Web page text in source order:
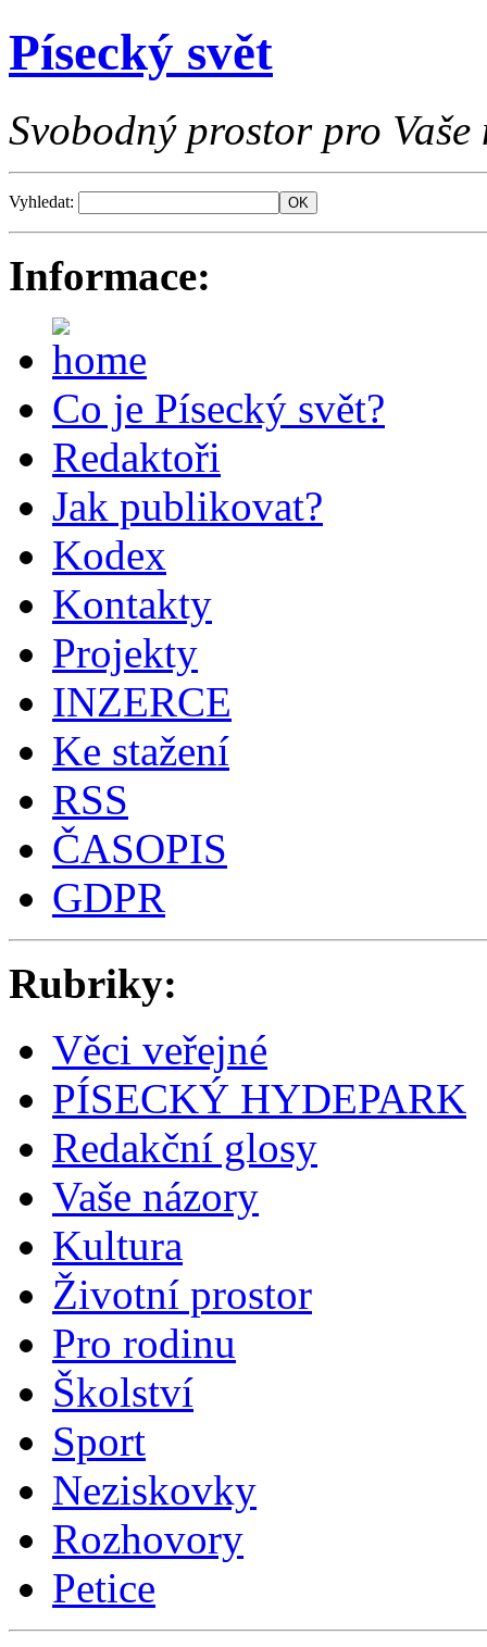
Písecký svět
Svobodný prostor pro Vaše
Vyhledat:
Informace:
Co je Písecký svět?
Redaktoři
Jak publikovat?
Kodex
Kontakty
Projekty
INZERCE
Ke stažení
RSS
ČASOPIS
GDPR
Rubriky:
Věci veřejné
PÍSECKÝ HYDEPARK
Redakční glosy
Vaše názory
Kultura
Životní prostor
Pro rodinu
Školství
Sport
Neziskovky
Rozhovory
Petice